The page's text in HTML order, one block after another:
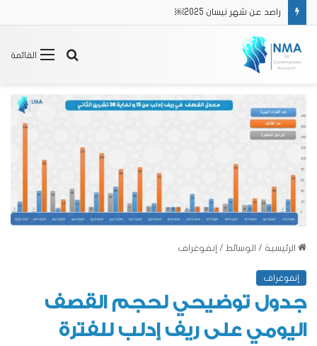
راصد عن شهر نيسان 2025￼
القائمة
بحث
الرئيسية / الوسائط / إنفوغراف
إنفوغراف
جدول توضيحي لحجم القصف
اليومي على ريف إدلب للفترة